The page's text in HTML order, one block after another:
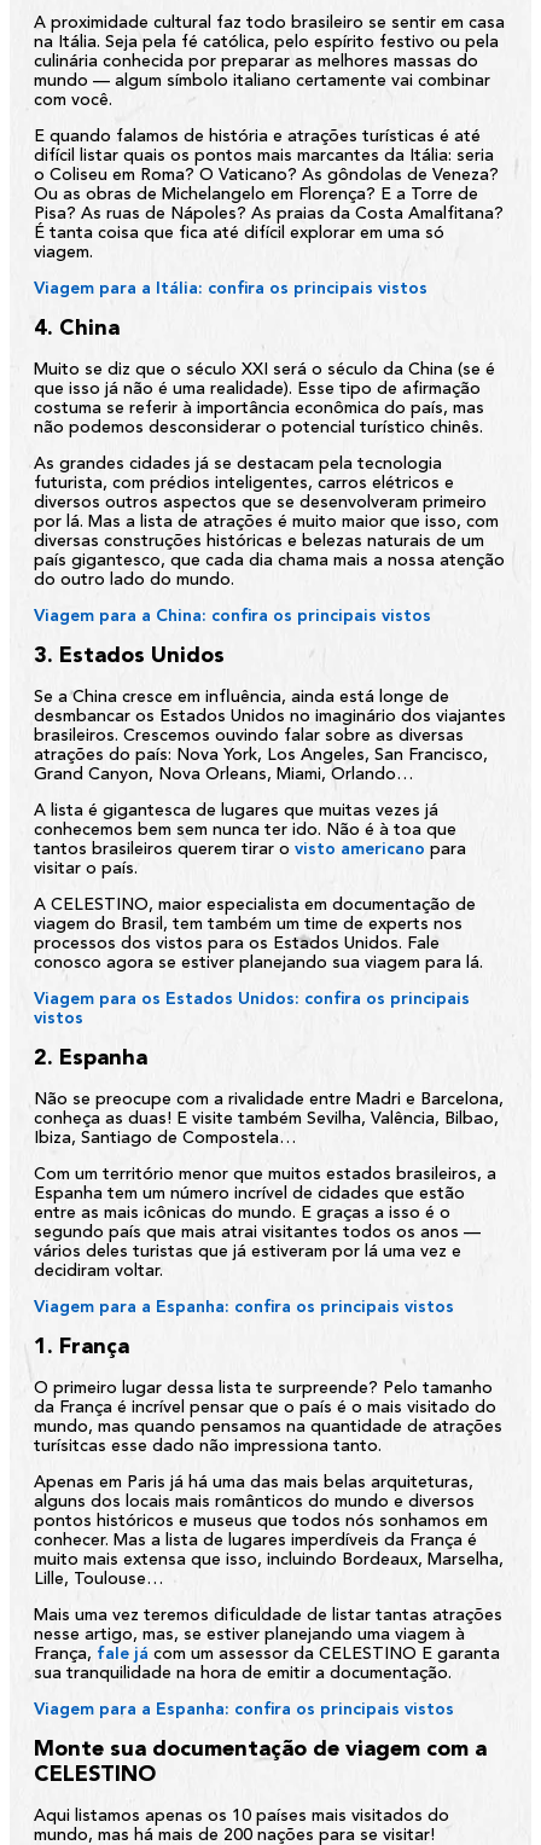
A proximidade cultural faz todo brasileiro se sentir em casa
na Itália. Seja pela fé católica, pelo espírito festivo ou pela
culinária conhecida por preparar as melhores massas do
mundo — algum símbolo italiano certamente vai combinar
com você.
E quando falamos de história e atrações turísticas é até
difícil listar quais os pontos mais marcantes da Itália: seria
o Coliseu em Roma? O Vaticano? As gôndolas de Veneza?
Ou as obras de Michelangelo em Florença? E a Torre de
Pisa? As ruas de Nápoles? As praias da Costa Amalfitana?
É tanta coisa que fica até difícil explorar em uma só
viagem.
Viagem para a Itália: confira os principais vistos
4. China
Muito se diz que o século XXI será o século da China (se é
que isso já não é uma realidade). Esse tipo de afirmação
costuma se referir à importância econômica do país, mas
não podemos desconsiderar o potencial turístico chinês.
As grandes cidades já se destacam pela tecnologia
futurista, com prédios inteligentes, carros elétricos e
diversos outros aspectos que se desenvolveram primeiro
por lá. Mas a lista de atrações é muito maior que isso, com
diversas construções históricas e belezas naturais de um
país gigantesco, que cada dia chama mais a nossa atenção
do outro lado do mundo.
Viagem para a China: confira os principais vistos
3. Estados Unidos
Se a China cresce em influência, ainda está longe de
desmbancar os Estados Unidos no imaginário dos viajantes
brasileiros. Crescemos ouvindo falar sobre as diversas
atrações do país: Nova York, Los Angeles, San Francisco,
Grand Canyon, Nova Orleans, Miami, Orlando…
A lista é gigantesca de lugares que muitas vezes já
conhecemos bem sem nunca ter ido. Não é à toa que
tantos brasileiros querem tirar o visto americano para
visitar o país.
A CELESTINO, maior especialista em documentação de
viagem do Brasil, tem também um time de experts nos
processos dos vistos para os Estados Unidos. Fale
conosco agora se estiver planejando sua viagem para lá.
Viagem para os Estados Unidos: confira os principais
vistos
2. Espanha
Não se preocupe com a rivalidade entre Madri e Barcelona,
conheça as duas! E visite também Sevilha, Valência, Bilbao,
Ibiza, Santiago de Compostela…
Com um território menor que muitos estados brasileiros, a
Espanha tem um número incrível de cidades que estão
entre as mais icônicas do mundo. E graças a isso é o
segundo país que mais atrai visitantes todos os anos —
vários deles turistas que já estiveram por lá uma vez e
decidiram voltar.
Viagem para a Espanha: confira os principais vistos
1. França
O primeiro lugar dessa lista te surpreende? Pelo tamanho
da França é incrível pensar que o país é o mais visitado do
mundo, mas quando pensamos na quantidade de atrações
turísitcas esse dado não impressiona tanto.
Apenas em Paris já há uma das mais belas arquiteturas,
alguns dos locais mais românticos do mundo e diversos
pontos históricos e museus que todos nós sonhamos em
conhecer. Mas a lista de lugares imperdíveis da França é
muito mais extensa que isso, incluindo Bordeaux, Marselha,
Lille, Toulouse…
Mais uma vez teremos dificuldade de listar tantas atrações
nesse artigo, mas, se estiver planejando uma viagem à
França, fale já com um assessor da CELESTINO E garanta
sua tranquilidade na hora de emitir a documentação.
Viagem para a Espanha: confira os principais vistos
Monte sua documentação de viagem com a
CELESTINO
Aqui listamos apenas os 10 países mais visitados do
mundo, mas há mais de 200 nações para se visitar!